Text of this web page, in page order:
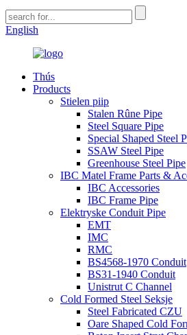
English
Thús
Products
Stielen piip
Stalen Rûne Pipe
Steel Square Pipe
Special Shaped Steel
SSAW Steel Pipe
Greenhouse Steel Pipe
IBC Matel Frame Parts &
IBC Accessories
IBC Frame Pipe
Elektryske Conduit Pipe
EMT
IMC
RMC
BS4568-1970 Conduit
BS31-1940 Conduit
Unistrut C Channel
Cold Formed Steel Seksje
Steel Fabricated CZU
Oare Shaped Cold